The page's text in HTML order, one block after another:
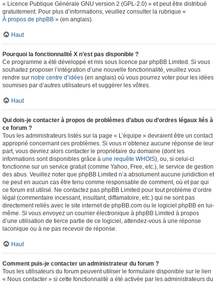
« Licence Publique Générale GNU version 2 (GPL-2.0) » et peut être distribué
gratuitement. Pour plus d’informations, veuillez consulter la rubrique «
À propos de phpBB » (en anglais).
Haut
Pourquoi la fonctionnalité X n’est pas disponible ?
Ce programme a été développé et mis sous licence par phpBB Limited. Si vous
souhaitez proposer l’intégration d’une nouvelle fonctionnalité, veuillez vous
rendre sur notre centre d’idées (en anglais) où vous pourrez voter pour les idées
soumises par d’autres utilisateurs et suggérer les vôtres.
Haut
Qui dois-je contacter à propos de problèmes d’abus ou d’ordres légaux liés à
ce forum ?
Tous les administrateurs listés sur la page « L’équipe » devraient être un contact
approprié concernant ces problèmes. Si vous n’obtenez aucune réponse de leur
part, vous devriez alors contacter le propriétaire du domaine (dont les
informations sont disponibles grâce à une requête WHOIS), ou, si celui-ci
fonctionne sur un service gratuit (comme Yahoo, Free, etc.), le service de gestion
des abus. Veuillez noter que phpBB Limited n’a absolument aucune juridiction et
ne peut en aucun cas être tenu comme responsable de comment, où et par qui
ce forum est utilisé. Ne contactez pas phpBB Limited pour tout problème d’ordre
légal (commentaire incessant, insultant, diffamatoire, etc.) qui ne sont pas
directement reliés avec le site internet de phpBB.com ou le logiciel phpBB en lui-
même. Si vous envoyez un courrier électronique à phpBB Limited à propos
d’une utilisation de tierce partie de ce logiciel, attendez-vous à une réponse
laconique ou à ne pas recevoir de réponse.
Haut
Comment puis-je contacter un administrateur du forum ?
Tous les utilisateurs du forum peuvent utiliser le formulaire disponible sur le lien
« Nous contacter » si cette fonctionnalité a été activée par les administrateurs du